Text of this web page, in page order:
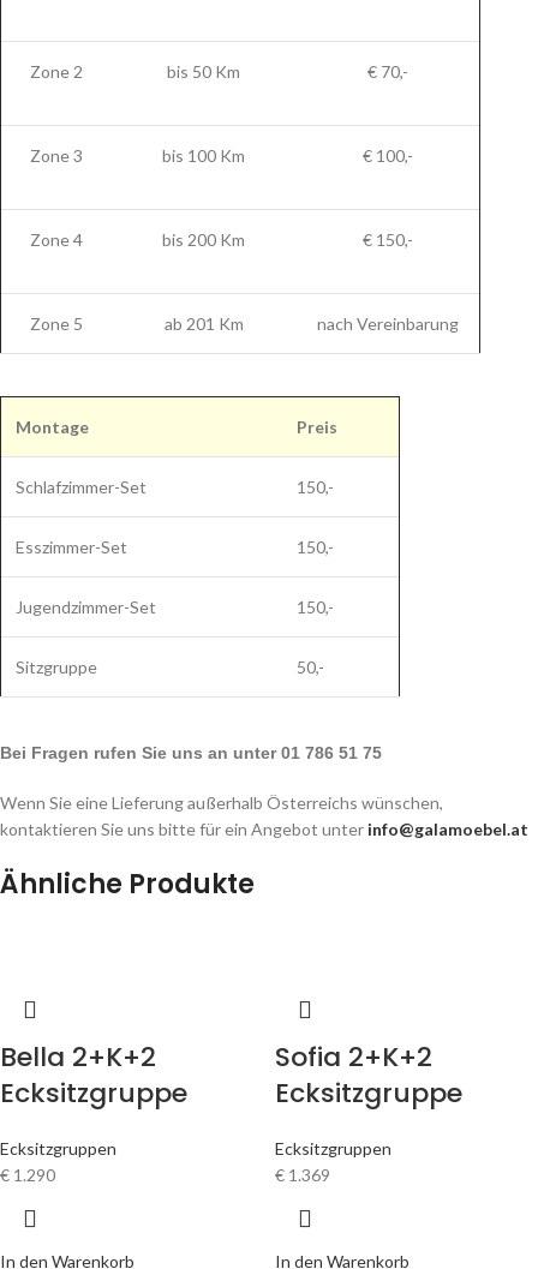
Zone 2 bis 50 Km € 70,-
Zone 3 bis 100 Km € 100,-
Zone 4 bis 200 Km € 150,-
Zone 5 ab 201 Km nach Vereinbarung
Montage Preis
Schlafzimmer-Set 150,-
Esszimmer-Set 150,-
Jugendzimmer-Set 150,-
Sitzgruppe 50,-
Bei Fragen rufen Sie uns an unter 01 786 51 75
Wenn Sie eine Lieferung außerhalb Österreichs wünschen,
kontaktieren Sie uns bitte für ein Angebot unter info@galamoebel.at
Ähnliche Produkte
Bella 2+K+2
Ecksitzgruppe
Ecksitzgruppen
€ 1.290
In den Warenkorb
Sofia 2+K+2
Ecksitzgruppe
Ecksitzgruppen
€ 1.369
In den Warenkorb